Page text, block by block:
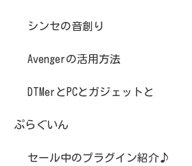
シンセの音創り
Avengerの活用方法
DTMerとPCとガジェットと
ぷらぐいん
セール中のプラグイン紹介♪